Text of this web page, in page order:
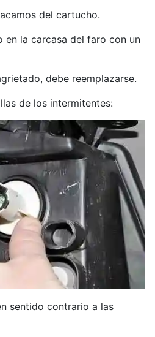
del cartucho.
en la carcasa del faro con un
debe reemplazarse.
de los intermitentes:
sentido contrario a las